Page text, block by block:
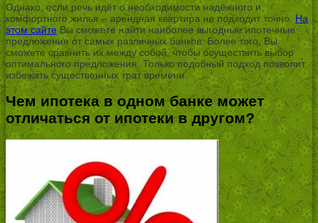
Однако, если речь идёт о необходимости надёжного и
комфортного жилья – арендная квартира не подходит точно.На
этом сайте Вы сможете найти наиболее выгодные ипотечные
предложения от самых различных банков. Более того, Вы
сможете сравнить их между собой, чтобы осуществить выбор
оптимального предложения. Только подобный подход позволит
избежать существенных трат времени.
Чем ипотека в одном банке может
отличаться от ипотеки в другом?